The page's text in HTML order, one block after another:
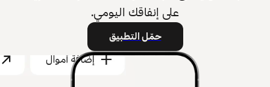
على إنفاقك اليومي.
حمّل التطبيق